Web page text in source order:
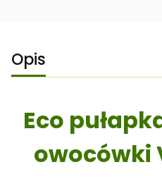
Opis
Eco
owocówki